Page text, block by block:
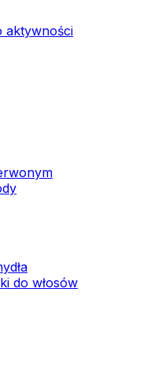
aktywności
do włosów